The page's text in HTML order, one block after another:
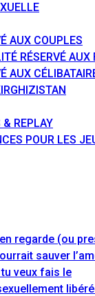
AUX COUPLES
RÉSERVÉ AUX
AUX
& REPLAY
POUR LES
regarde (ou
sauver
veux fais le